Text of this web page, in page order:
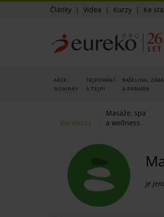
Články | Videa | Kurzy | Ke
AKCE,
NOVINKY
TEJPOVÁNÍ
A TEJPY
RAŠELINA,
A PARAFÍN
Eureko.cz
Masáže, spa
a wellness
Je